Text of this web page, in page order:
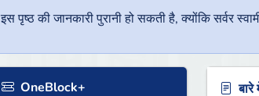
इस पृष्ठ की जानकारी पुरानी हो सकती है, क्योंकि सर्वर
OneBlock+ बारे